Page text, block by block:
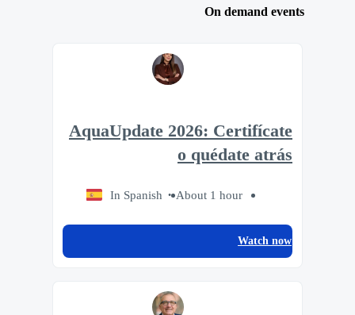
On demand events
AquaUpdate 2026: Certifícate
o quédate atrás
About 1 hour
In Spanish
Watch now